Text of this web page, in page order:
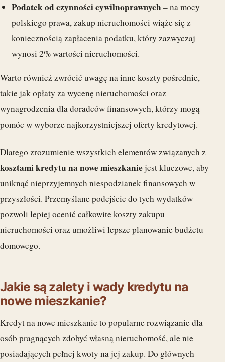
Podatek od czynności cywilnoprawnych – na mocy
polskiego prawa, zakup nieruchomości wiąże się z
koniecznością zapłacenia podatku, który zazwyczaj
wynosi 2% wartości nieruchomości.
Warto również zwrócić uwagę na inne koszty pośrednie,
takie jak opłaty za wycenę nieruchomości oraz
wynagrodzenia dla doradców finansowych, którzy mogą
pomóc w wyborze najkorzystniejszej oferty kredytowej.
Dlatego zrozumienie wszystkich elementów związanych z
kosztami kredytu na nowe mieszkaniejest kluczowe, aby
uniknąć nieprzyjemnych niespodzianek finansowych w
przyszłości. Przemyślane podejście do tych wydatków
pozwoli lepiej ocenić całkowite koszty zakupu
nieruchomości oraz umożliwi lepsze planowanie budżetu
domowego.
Jakie są zalety i wady kredytu na
nowe mieszkanie?
Kredyt na nowe mieszkanie to popularne rozwiązanie dla
osób pragnących zdobyć własną nieruchomość, ale nie
posiadających pełnej kwoty na jej zakup. Do głównych